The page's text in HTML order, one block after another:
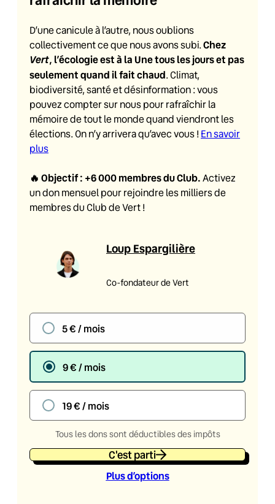
D’une canicule à l’autre, nous oublions
collectivement ce que nous avons subi.Chez
Vert, l’écologie est à la Une tous les jours et pas
seulement quand il fait chaud. Climat,
biodiversité, santé et désinformation : vous
pouvez compter sur nous pour rafraîchir la
mémoire de tout le monde quand viendront les
élections. On n’y arrivera qu’avec vous ! En savoir
plus
🔥 Objectif : +6 000 membres du Club. Activez
un don mensuel pour rejoindre les milliers de
membres du Club de Vert !
Loup Espargilière
Co-fondateur de Vert
5 € / mois
9 € / mois
19 € / mois
Tous les dons sont déductibles des impôts
C'est parti
Plus d’options